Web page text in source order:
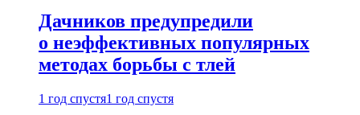
Дачников предупредили
о неэффективных популярных
методах борьбы с тлей
1 год спустя1 год спустя